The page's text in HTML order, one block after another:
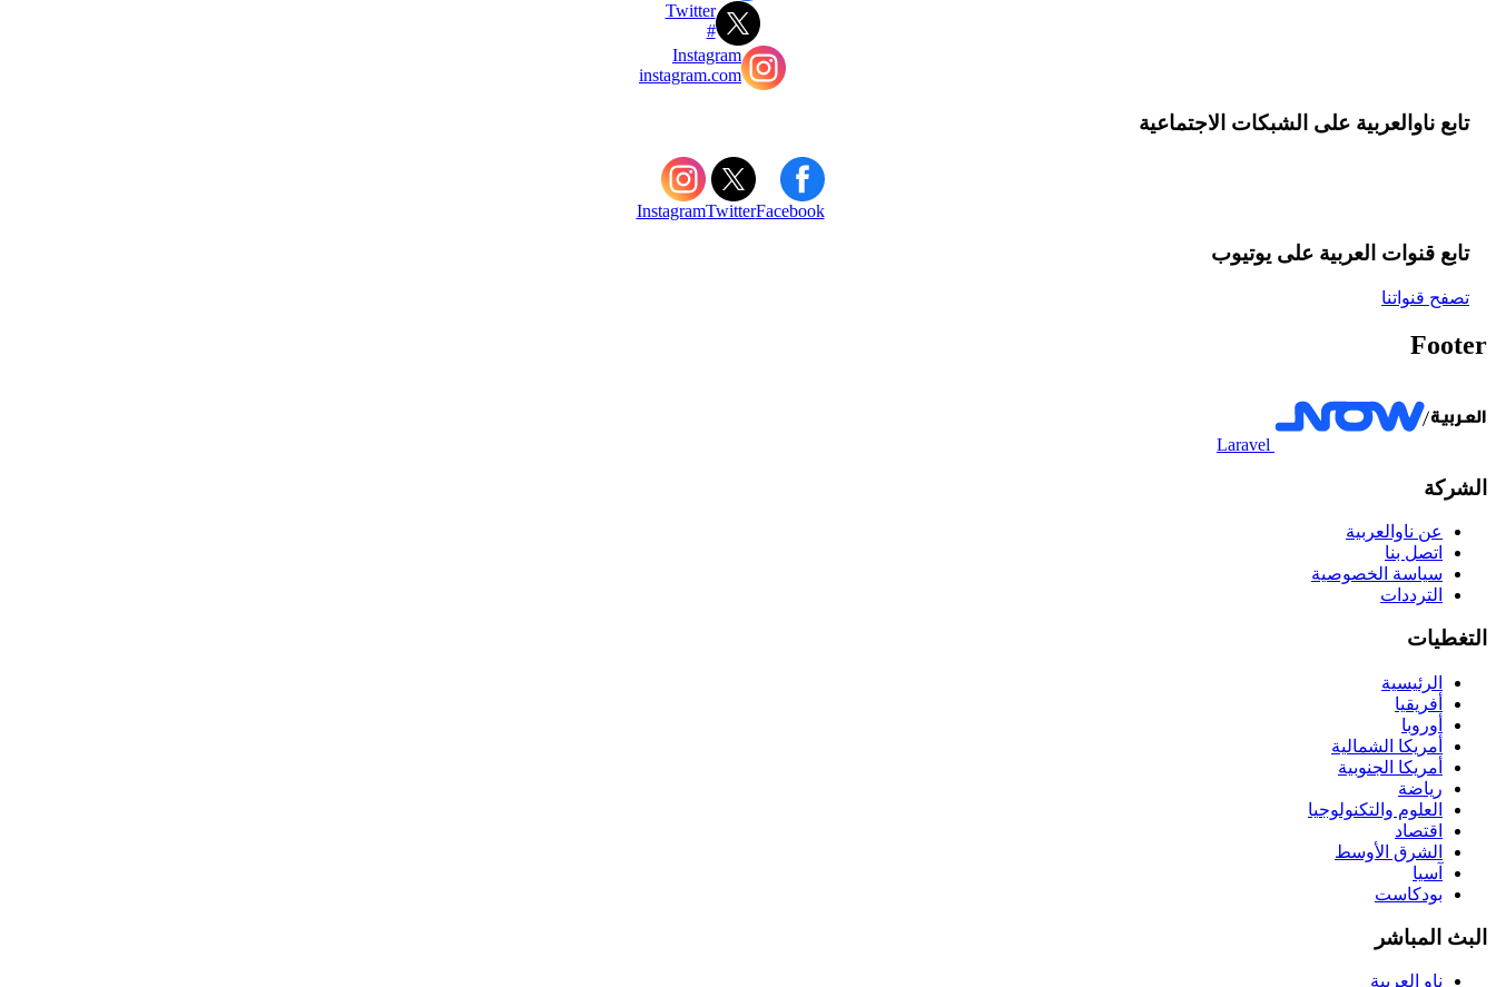
Twitter
#
Instagram
instagram.com
تابع ناوالعربية على الشبكات الاجتماعية
Facebook
Twitter
Instagram
تابع قنوات العربية على یوتیوب
تصفح قنواتنا
Footer
Laravel
الشركة
عن ناوالعربية
اتصل بنا
سياسة الخصوصية
الترددات
التغطيات
الرئيسية
أفريقيا
أوروبا
أمريكا الشمالية
أمريكا الجنوبية
رياضة
العلوم والتكنولوجيا
اقتصاد
الشرق الأوسط
آسيا
بودكاست
البث المباشر
ناو العربية